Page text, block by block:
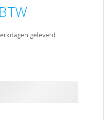
geleverd